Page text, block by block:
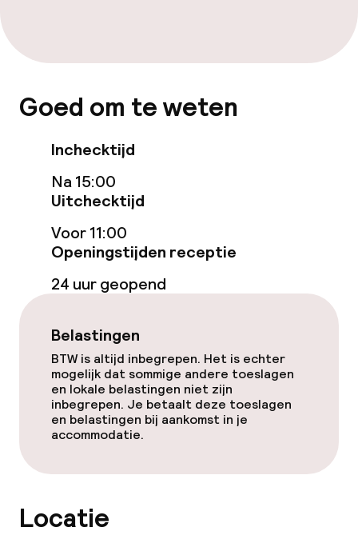
Ontbijtbuffet
Overal rookvrij
Goed om te weten
Inchecktijd
Na 15:00
Uitchecktijd
Voor 11:00
Openingstijden receptie
24 uur geopend
Belastingen
BTW is altijd inbegrepen. Het is echter
mogelijk dat sommige andere toeslagen
en lokale belastingen niet zijn
inbegrepen. Je betaalt deze toeslagen
en belastingen bij aankomst in je
accommodatie.
Locatie